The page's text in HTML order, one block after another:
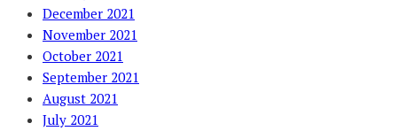
December 2021
November 2021
October 2021
September 2021
August 2021
July 2021